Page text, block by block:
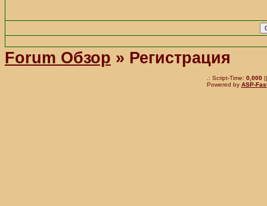
Forum Обзор » Регистрация
.: Script-Time: 0,000||
Powered by ASP-